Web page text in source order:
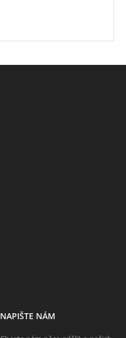
NAPIŠTE NÁM